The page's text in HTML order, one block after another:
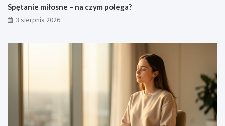
Spętanie miłosne – na czym polega?
3 sierpnia 2026